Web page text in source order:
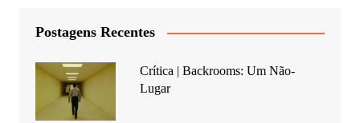
Postagens Recentes
Crítica | Backrooms: Um Não-
Lugar